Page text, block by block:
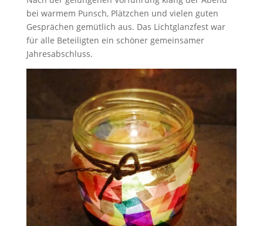
bei warmem Punsch, Plätzchen und vielen guten
Gesprächen gemütlich aus. Das Lichtglanzfest war
für alle Beteiligten ein schöner gemeinsamer
Jahresabschluss.